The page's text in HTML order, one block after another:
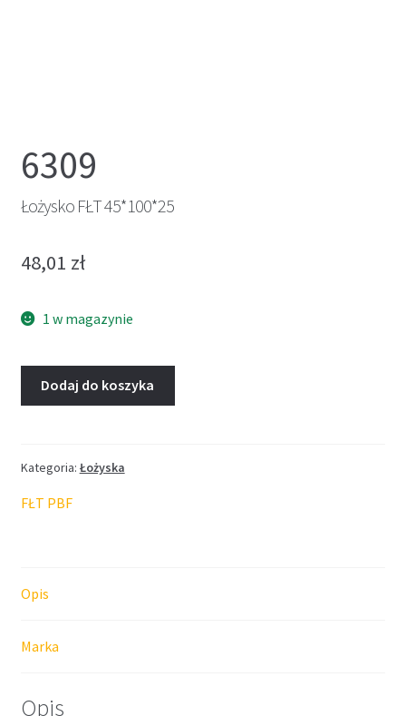
6309
Łożysko FŁT 45*100*25
48,01 zł
1 w magazynie
Dodaj do koszyka
Kategoria: Łożyska
FŁT PBF
Opis
Marka
Opis